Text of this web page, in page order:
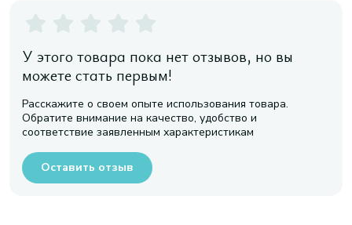
У этого товара пока нет отзывов, но вы
можете стать первым!
Расскажите о своем опыте использования товара.
Обратите внимание на качество, удобство и
соответствие заявленным характеристикам
Оставить отзыв